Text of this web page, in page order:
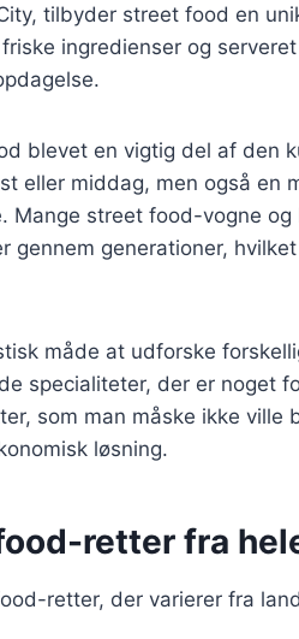
tilbyder street food en
ingredienser og
blevet en vigtig del af den
eller middag, men også en
Mange street food-vogne
gennem generationer,
måde at udforske
specialiteter, der er noget
som man måske ikke ville
løsning.
retter fra
retter, der varierer fra